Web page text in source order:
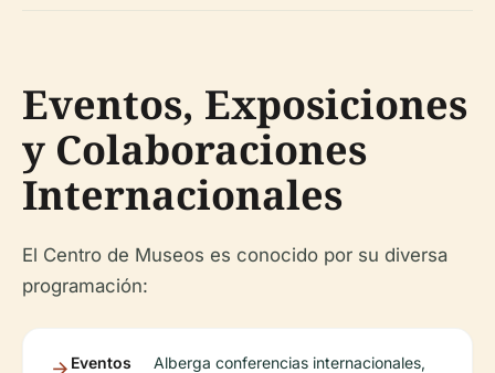
Eventos, Exposiciones
y Colaboraciones
Internacionales
El Centro de Museos es conocido por su diversa
programación:
Eventos
Alberga conferencias internacionales,